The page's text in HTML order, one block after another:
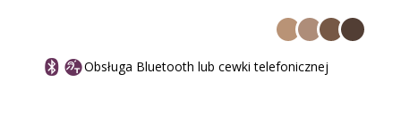
Obsługa Bluetooth lub cewki telefonicznej